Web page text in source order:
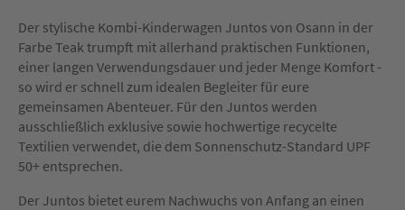
Der stylische Kombi-Kinderwagen Juntos von Osann in der
Farbe Teak trumpft mit allerhand praktischen Funktionen,
einer langen Verwendungsdauer und jeder Menge Komfort -
so wird er schnell zum idealen Begleiter für eure
gemeinsamen Abenteuer. Für den Juntos werden
ausschließlich exklusive sowie hochwertige recycelte
Textilien verwendet, die dem Sonnenschutz-Standard UPF
50+ entsprechen.
Der Juntos bietet eurem Nachwuchs von Anfang an einen